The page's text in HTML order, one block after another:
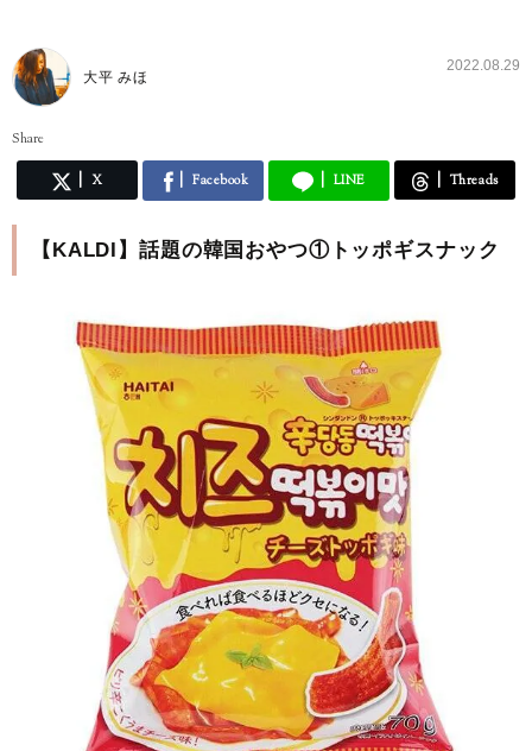
大平 みほ
2022.08.29
Share
X Facebook LINE Threads
【KALDI】話題の韓国おやつ①トッポギスナック